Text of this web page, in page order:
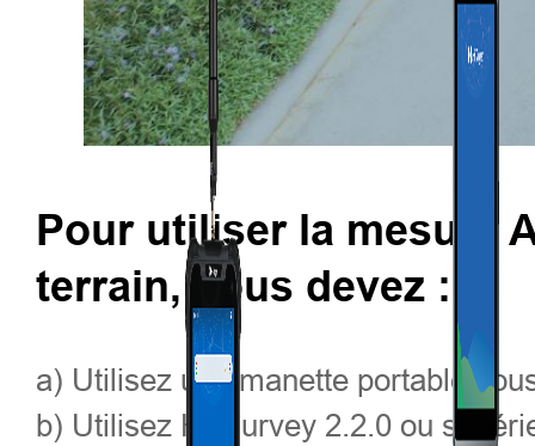
Pour utiliser la mesure
terrain, vous devez :
a) Utilisez une manette portable
b) Utilisez Hi-Survey 2.2.0 ou